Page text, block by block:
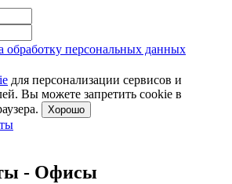
обработку персональных данных
для персонализации сервисов и
Вы можете запретить cookie в
Хорошо
- Офисы